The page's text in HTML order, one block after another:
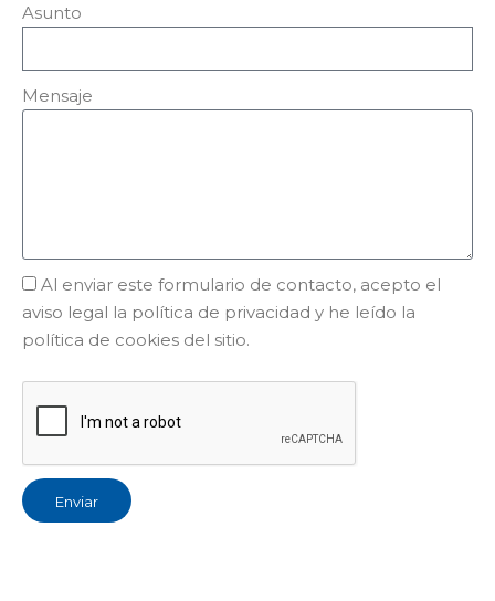
Asunto
Mensaje
Al enviar este formulario de contacto, acepto el
aviso legal la política de privacidad y he leído la
política de cookies del sitio.
Enviar